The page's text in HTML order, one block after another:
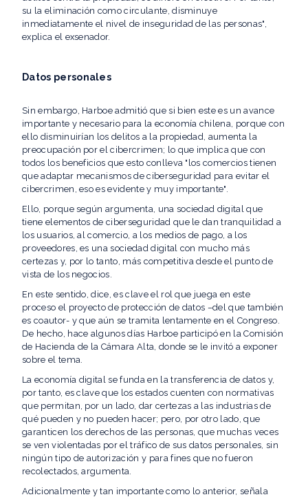
su la eliminación como circulante, disminuye
inmediatamente el nivel de inseguridad de las personas",
explica el exsenador.
Datos personales
Sin embargo, Harboe admitió que si bien este es un avance
importante y necesario para la economía chilena, porque con
ello disminuirían los delitos a la propiedad, aumenta la
preocupación por el cibercrimen; lo que implica que con
todos los beneficios que esto conlleva "los comercios tienen
que adaptar mecanismos de ciberseguridad para evitar el
cibercrimen, eso es evidente y muy importante".
Ello, porque según argumenta, una sociedad digital que
tiene elementos de ciberseguridad que le dan tranquilidad a
los usuarios, al comercio, a los medios de pago, a los
proveedores, es una sociedad digital con mucho más
certezas y, por lo tanto, más competitiva desde el punto de
vista de los negocios.
En este sentido, dice, es clave el rol que juega en este
proceso el proyecto de protección de datos –del que también
es coautor- y que aún se tramita lentamente en el Congreso.
De hecho, hace algunos días Harboe participó en la Comisión
de Hacienda de la Cámara Alta, donde se le invitó a exponer
sobre el tema.
La economía digital se funda en la transferencia de datos y,
por tanto, es clave que los estados cuenten con normativas
que permitan, por un lado, dar certezas a las industrias de
qué pueden y no pueden hacer; pero, por otro lado, que
garanticen los derechos de las personas, que muchas veces
se ven violentadas por el tráfico de sus datos personales, sin
ningún tipo de autorización y para fines que no fueron
recolectados, argumenta.
Adicionalmente y tan importante como lo anterior, señala